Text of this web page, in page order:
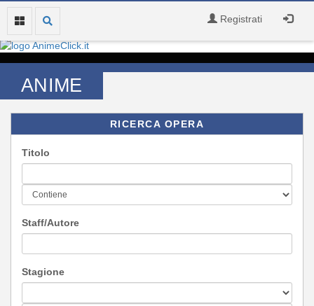
Registrati
ANIME
RICERCA OPERA
Titolo
Staff/Autore
Stagione